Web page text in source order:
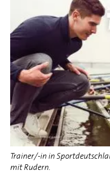
Trainer/-in in
mit Rudern.